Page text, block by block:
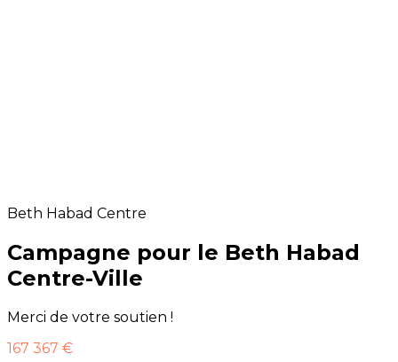
Beth Habad Centre
Campagne pour le Beth Habad
Centre-Ville
Merci de votre soutien !
167 367 €